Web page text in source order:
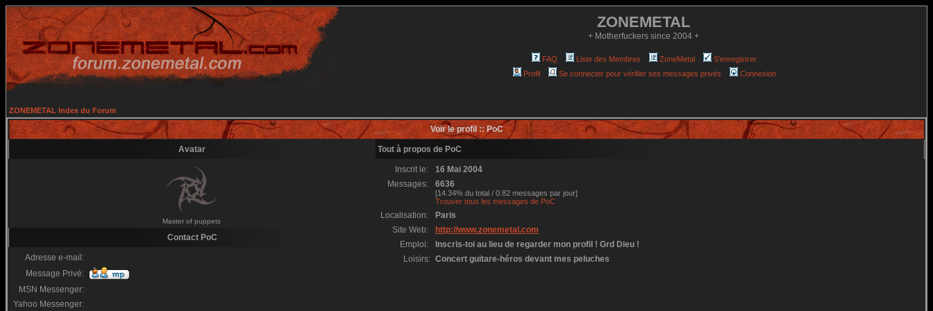
ZONEMETAL
+ Motherfuckers since 2004 +
FAQ Liste des Membres ZoneMetal
S'enregistrer
Profil
Se connecter pour vérifier ses messages privés Connexion
ZONEMETAL Index du Forum
Voir le profil :: PoC
Avatar Tout à propos de PoC
Master of puppets
Inscrit le:
16 Mai 2004
Messages:
6636
[14.34% du total / 0.82 messages par jour]
Trouver tous les messages de PoC
Localisation:
Paris
Site Web:
http://www.zonemetal.com
Emploi:
Inscris-toi au lieu de regarder mon profil ! Grd Dieu !
Loisirs: Concert guitare-héros devant mes peluches
Contact PoC
Adresse e-mail:
Message Privé:
MSN Messenger:
Yahoo Messenger: